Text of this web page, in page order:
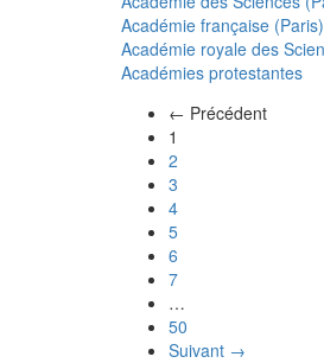
Académie française (Paris)
Académie royale des
Académies protestantes
← Précédent
1
2
3
4
5
6
7
…
50
Suivant →